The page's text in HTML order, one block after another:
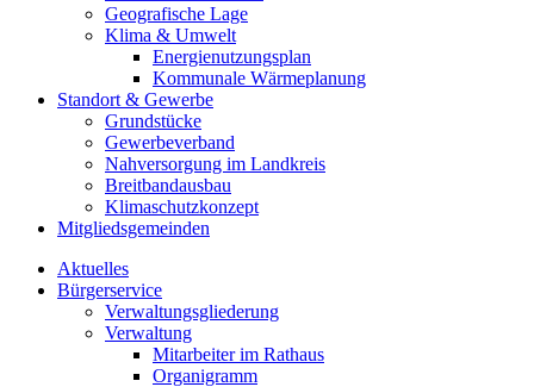
Geografische Lage
Klima & Umwelt
Energienutzungsplan
Kommunale Wärmeplanung
Standort & Gewerbe
Grundstücke
Gewerbeverband
Nahversorgung im Landkreis
Breitbandausbau
Klimaschutzkonzept
Mitgliedsgemeinden
Aktuelles
Bürgerservice
Verwaltungsgliederung
Verwaltung
Mitarbeiter im Rathaus
Organigramm